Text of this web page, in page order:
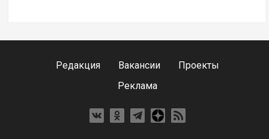
Редакция Вакансии
Проекты
Реклама